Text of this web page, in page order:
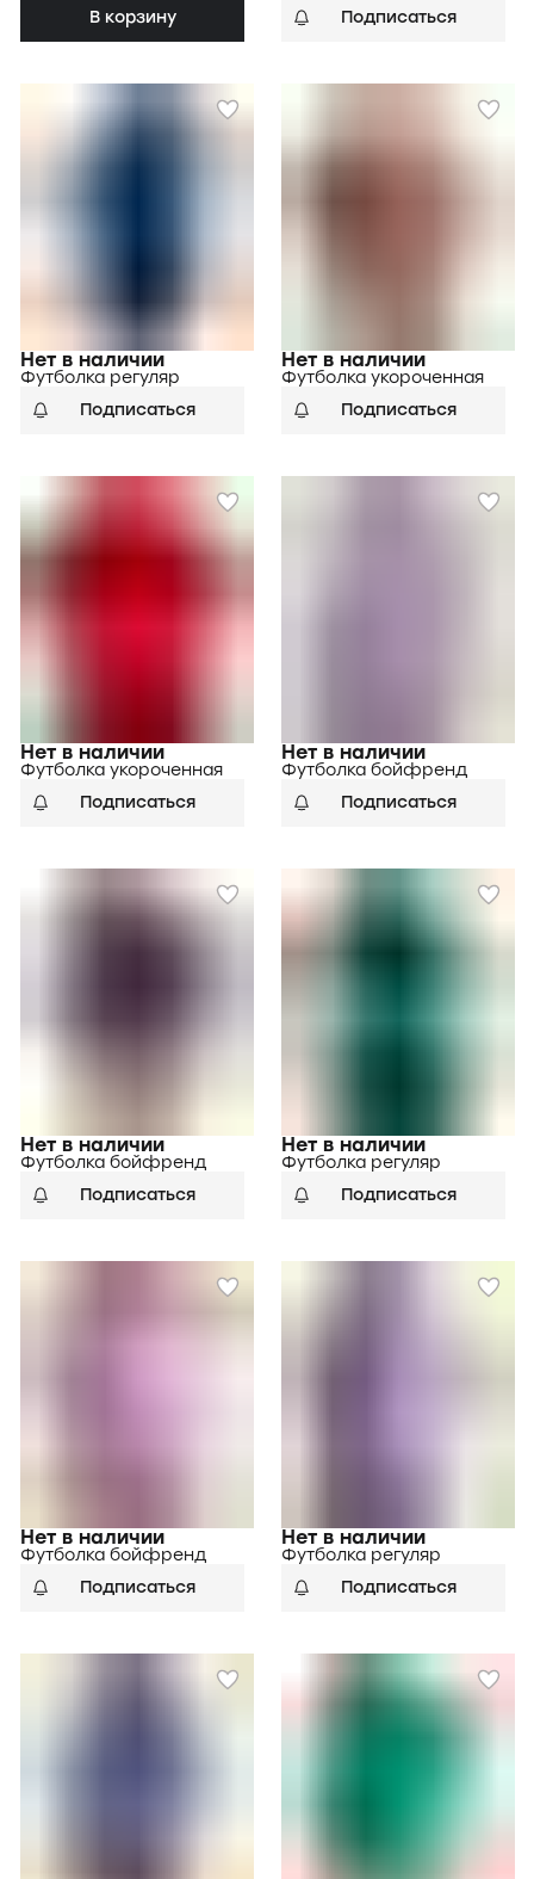
В корзину
Подписаться
Нет в наличии
Футболка регуляр
Подписаться
Нет в наличии
Футболка укороченная
Подписаться
Нет в наличии
Футболка укороченная
Подписаться
Нет в наличии
Футболка бойфренд
Подписаться
Нет в наличии
Футболка бойфренд
Подписаться
Нет в наличии
Футболка регуляр
Подписаться
Нет в наличии
Футболка бойфренд
Подписаться
Нет в наличии
Футболка регуляр
Подписаться